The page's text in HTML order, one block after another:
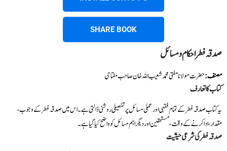
SHARE BOOK
صدقہ فطر احکام و مسائل
مصنف:حضرت مولانا مفتی محمد شعیب اللہ خان صاحب مفتاحی
کتاب کا تعارف
یہ کتاب صدقہ فطر کے تمام فقہی اور عملی مسائل پر تفصیلی روشنی ڈالتی ہے۔ اس میں صدقہ فطر کے وجوب،
مقدار، ادا کرنے کے وقت، مستحقین اور دیگر اہم مسائل کو واضح کیا گیا ہے۔
صدقہ فطر کی شرعی حیثیت